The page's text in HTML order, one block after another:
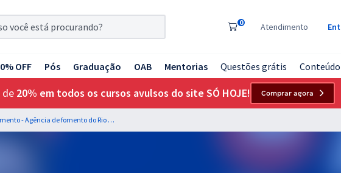
0 Atendimento
OFF Pós Graduação OAB Mentorias Questões grátis
de 20% em todos os cursos avulsos do site SÓ HOJE! Comprar agora
BADESUL Desenvolvimento - Agência de fomento do Rio Grande do Sul - Técnico em Desenvolvimento - Analista de Sistemas (Ênfase em Arquiteto de Software)